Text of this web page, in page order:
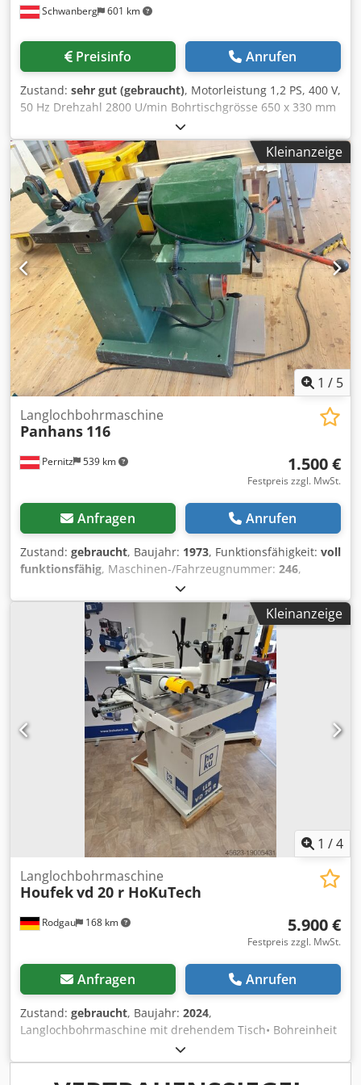
Schwanberg 601 km
Preisinfo Anrufen
Zustand: sehr gut (gebraucht), Motorleistung 1,2 PS, 400 V,
50 Hz Drehzahl 2800 U/min Bohrtischgrösse 650 x 330 mm
Querverstellung 300 mm Tievenverstellung 150 mm
Höhenverstellung 170 mm Tischhöhe 880 mm Dedpfx
Ajvzramefxskr Gewicht ca 280 kg
Kleinanzeige
1 / 5
Pernitz 539 km
Langlochbohrmaschine
Panhans 116
1.500 €
Festpreis zzgl. MwSt.
Anfragen Anrufen
Zustand: gebraucht, Baujahr: 1973, Funktionsfähigkeit: voll
funktionsfähig, Maschinen-/Fahrzeugnummer: 246,
, Größe des Bohrfutters:
Gesamtgewicht:220 kg, Leistung:2 kW (2,72 PS), Panhans
Langlochbohrmaschine Typ Nr. 116 Dsdpfxszkqg Ho Afxokr
Kleinanzeige
1 /4
Rodgau 168 km
Langlochbohrmaschine
Houfekvd 20 r HoKuTech
5.900 €
Festpreis zzgl. MwSt.
Anfragen Anrufen
Zustand: gebraucht, Baujahr: 2024,
Langlochbohrmaschine mit drehendem Tisch• Bohreinheit
drehbar• 2 x Exzenterspanner• Höhenanzeige•
Mechanische Dübeleinrichtung (16-22-25-32 mm
Lochabstand)• 2 Geschwindigkeiten: 1440 / 2880 U/min•